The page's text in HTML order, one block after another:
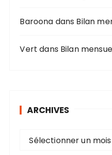
Baroona dans Bilan
Vert dans Bilan
ARCHIVES
Sélectionner un mois